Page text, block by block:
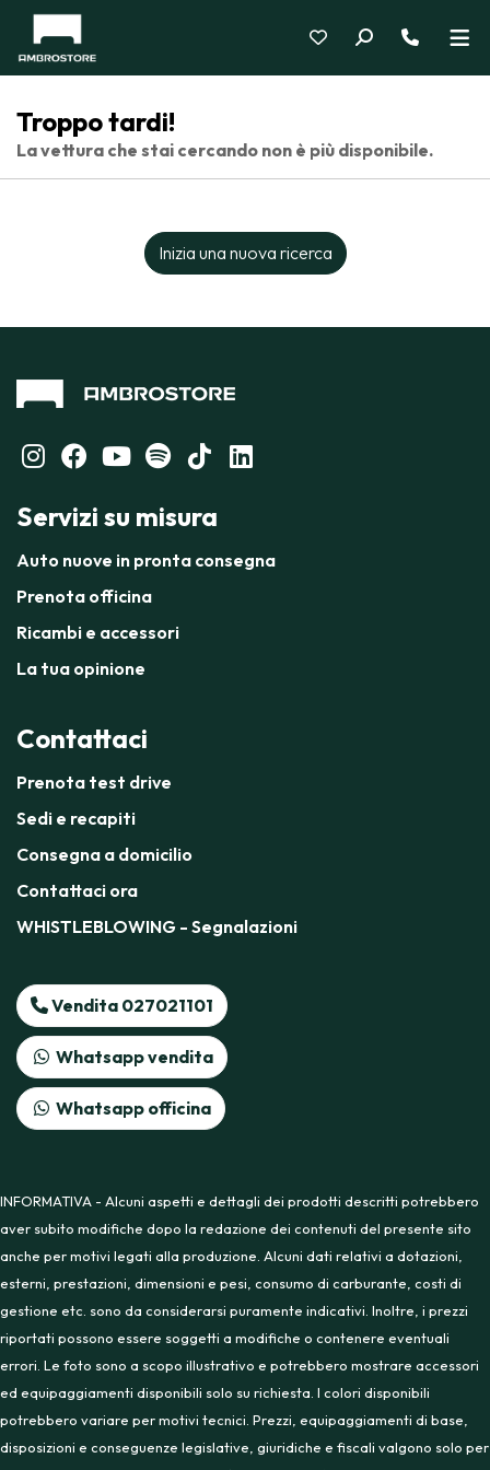
Troppo tardi!
La vettura che stai cercando non è più disponibile.
Inizia una nuova ricerca
Servizi su misura
Auto nuove in pronta consegna
Prenota officina
Ricambi e accessori
La tua opinione
Contattaci
Prenota test drive
Sedi e recapiti
Consegna a domicilio
Contattaci ora
WHISTLEBLOWING - Segnalazioni
Vendita 027021101
Whatsapp vendita
Whatsapp officina
INFORMATIVA - Alcuni aspetti e dettagli dei prodotti descritti potrebbero
aver subito modifiche dopo la redazione dei contenuti del presente sito
anche per motivi legati alla produzione. Alcuni dati relativi a dotazioni,
esterni, prestazioni, dimensioni e pesi, consumo di carburante, costi di
gestione etc. sono da considerarsi puramente indicativi. Inoltre, i prezzi
riportati possono essere soggetti a modifiche o contenere eventuali
errori. Le foto sono a scopo illustrativo e potrebbero mostrare accessori
ed equipaggiamenti disponibili solo su richiesta. I colori disponibili
potrebbero variare per motivi tecnici. Prezzi, equipaggiamenti di base,
disposizioni e conseguenze legislative, giuridiche e fiscali valgono solo per